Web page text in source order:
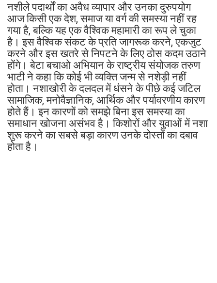
नशीले पदार्थों का अवैध व्यापार और उनका दुरुपयोग
आज किसी एक देश, समाज या वर्ग की समस्या नहीं रह
गया है, बल्कि यह एक वैश्विक महामारी का रूप ले चुका
है। इस वैश्विक संकट के प्रति जागरूक करने, एकजुट
करने और इस खतरे से निपटने के लिए ठोस कदम उठाने
होंगे। बेटा बचाओ अभियान के राष्ट्रीय संयोजक तरुण
भाटी ने कहा कि कोई भी व्यक्ति जन्म से नशेड़ी नहीं
होता। नशाखोरी के दलदल में धंसने के पीछे कई जटिल
सामाजिक, मनोवैज्ञानिक, आर्थिक और पर्यावरणीय कारण
होते हैं। इन कारणों को समझे बिना इस समस्या का
समाधान खोजना असंभव है। किशोरों और युवाओं में नशा
शुरू करने का सबसे बड़ा कारण उनके दोस्तों का दबाव
होता है।